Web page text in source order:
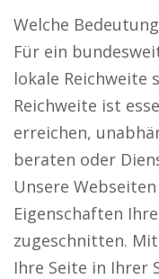
Welche
Für ein
lokale Reichweite
Reichweite ist
erreichen,
beraten oder
Unsere
Eigenschaften
zugeschnitten.
Ihre Seite in Ihrer